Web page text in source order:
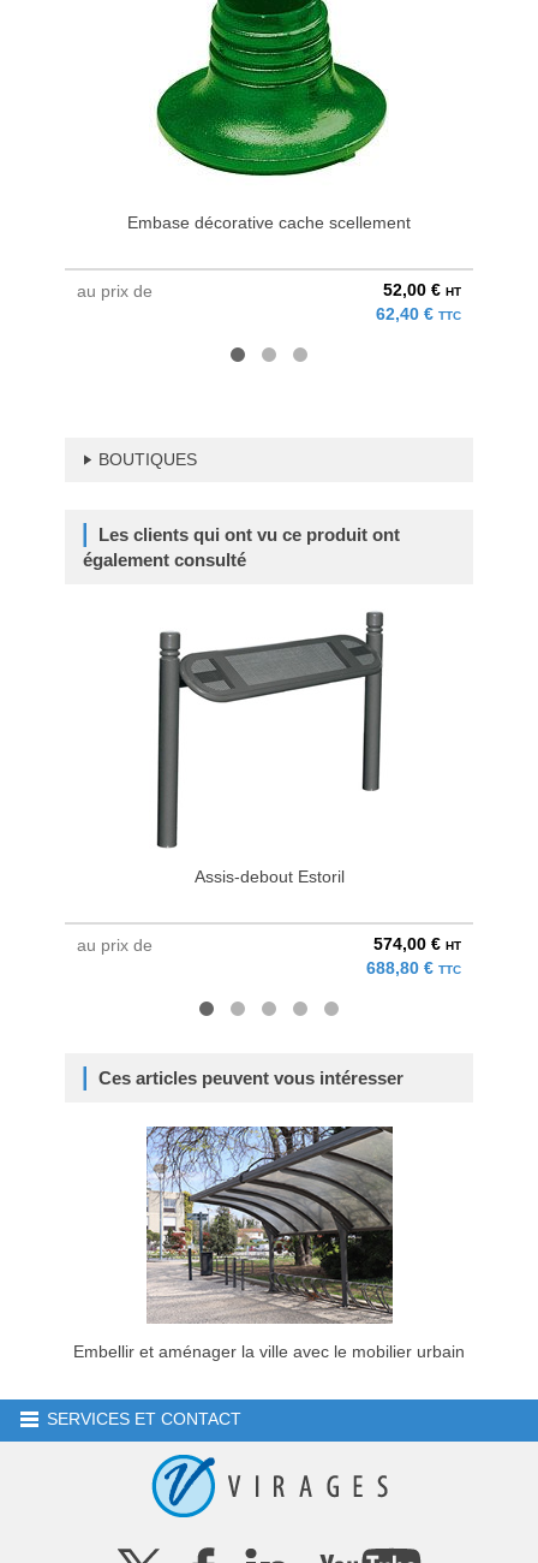
Embase décorative cache scellement
au prix de 52,00 € HT
62,40 € TTC
BOUTIQUES
Les clients qui ont vu ce produit ont
également consulté
Assis-debout Estoril
au prix de 574,00 € HT
688,80 € TTC
Ces articles peuvent vous intéresser
Embellir et aménager la ville avec le mobilier urbain
SERVICES ET CONTACT